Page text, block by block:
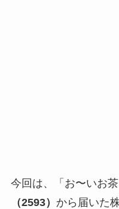
今回は、「お〜いお
（2593） から届いた